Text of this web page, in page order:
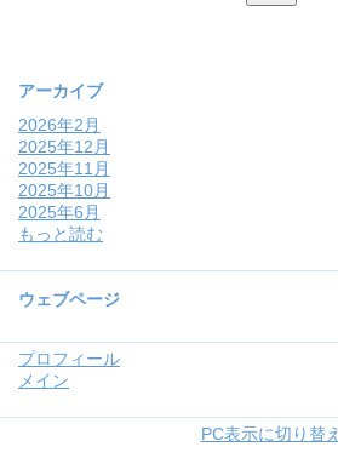
アーカイブ
2026年2月
2025年12月
2025年11月
2025年10月
2025年6月
もっと読む
ウェブページ
プロフィール
メイン
PC表示に切り替え